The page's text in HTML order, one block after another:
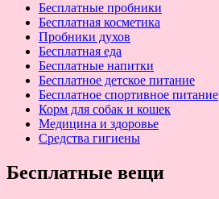
Бесплатные пробники
Бесплатная косметика
Пробники духов
Бесплатная еда
Бесплатные напитки
Бесплатное детское питание
Бесплатное спортивное питание
Корм для собак и кошек
Медицина и здоровье
Средства гигиены
Бесплатные вещи